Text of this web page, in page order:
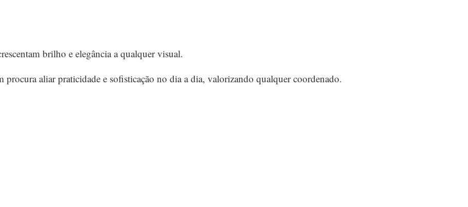
brilho e elegância a qualquer visual.
procura aliar praticidade e sofisticação no dia a dia, valorizando qualquer coordenado.